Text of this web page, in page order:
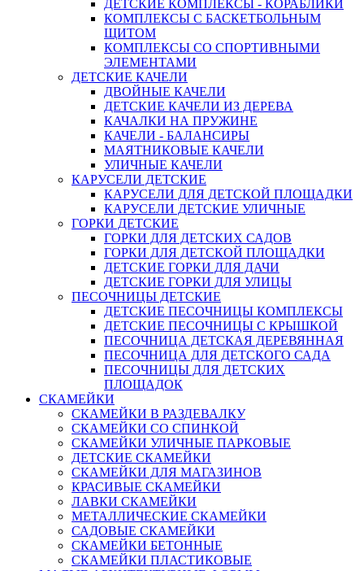
ДЕТСКИЕ КОМПЛЕКСЫ - КОРАБЛИКИ
КОМПЛЕКСЫ С БАСКЕТБОЛЬНЫМ
ЩИТОМ
КОМПЛЕКСЫ СО СПОРТИВНЫМИ
ЭЛЕМЕНТАМИ
ДЕТСКИЕ КАЧЕЛИ
ДВОЙНЫЕ КАЧЕЛИ
ДЕТСКИЕ КАЧЕЛИ ИЗ ДЕРЕВА
КАЧАЛКИ НА ПРУЖИНЕ
КАЧЕЛИ - БАЛАНСИРЫ
МАЯТНИКОВЫЕ КАЧЕЛИ
УЛИЧНЫЕ КАЧЕЛИ
КАРУСЕЛИ ДЕТСКИЕ
КАРУСЕЛИ ДЛЯ ДЕТСКОЙ ПЛОЩАДКИ
КАРУСЕЛИ ДЕТСКИЕ УЛИЧНЫЕ
ГОРКИ ДЕТСКИЕ
ГОРКИ ДЛЯ ДЕТСКИХ САДОВ
ГОРКИ ДЛЯ ДЕТСКОЙ ПЛОЩАДКИ
ДЕТСКИЕ ГОРКИ ДЛЯ ДАЧИ
ДЕТСКИЕ ГОРКИ ДЛЯ УЛИЦЫ
ПЕСОЧНИЦЫ ДЕТСКИЕ
ДЕТСКИЕ ПЕСОЧНИЦЫ КОМПЛЕКСЫ
ДЕТСКИЕ ПЕСОЧНИЦЫ С КРЫШКОЙ
ПЕСОЧНИЦА ДЕТСКАЯ ДЕРЕВЯННАЯ
ПЕСОЧНИЦА ДЛЯ ДЕТСКОГО САДА
ПЕСОЧНИЦЫ ДЛЯ ДЕТСКИХ
ПЛОЩАДОК
СКАМЕЙКИ
СКАМЕЙКИ В РАЗДЕВАЛКУ
СКАМЕЙКИ СО СПИНКОЙ
СКАМЕЙКИ УЛИЧНЫЕ ПАРКОВЫЕ
ДЕТСКИЕ СКАМЕЙКИ
СКАМЕЙКИ ДЛЯ МАГАЗИНОВ
КРАСИВЫЕ СКАМЕЙКИ
ЛАВКИ СКАМЕЙКИ
МЕТАЛЛИЧЕСКИЕ СКАМЕЙКИ
САДОВЫЕ СКАМЕЙКИ
СКАМЕЙКИ БЕТОННЫЕ
СКАМЕЙКИ ПЛАСТИКОВЫЕ